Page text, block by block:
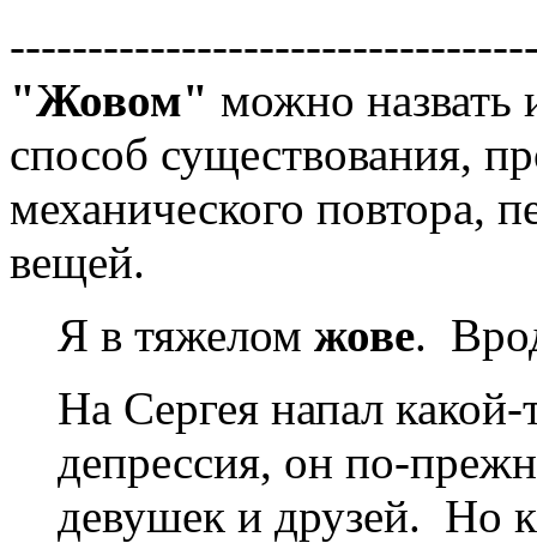
"Жовом" можно
способ существования,
механического повтора,
вещей.
Я в тяжелом жове.
На Сергея напал
депрессия, он по-
девушек и друзей. Но